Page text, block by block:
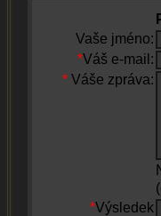
Vaše jméno:
*Váš e-mail:
* Váše zpráva:
*Výsledek